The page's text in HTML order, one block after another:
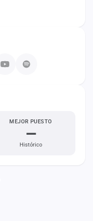
MEJOR PUESTO
—
Histórico